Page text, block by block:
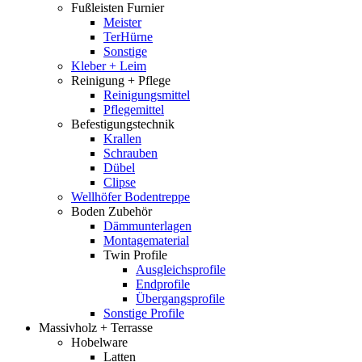
Fußleisten Furnier
Meister
TerHürne
Sonstige
Kleber + Leim
Reinigung + Pflege
Reinigungsmittel
Pflegemittel
Befestigungstechnik
Krallen
Schrauben
Dübel
Clipse
Wellhöfer Bodentreppe
Boden Zubehör
Dämmunterlagen
Montagematerial
Twin Profile
Ausgleichsprofile
Endprofile
Übergangsprofile
Sonstige Profile
Massivholz + Terrasse
Hobelware
Latten